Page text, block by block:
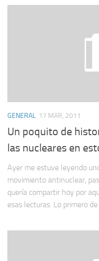
GENERAL 17 MAR, 2011
Un poquito de
las nucleares en
Ayer me estuve leyendo
movimiento antinuclear,
quería compartir hoy por
esas lecturas. Lo primero